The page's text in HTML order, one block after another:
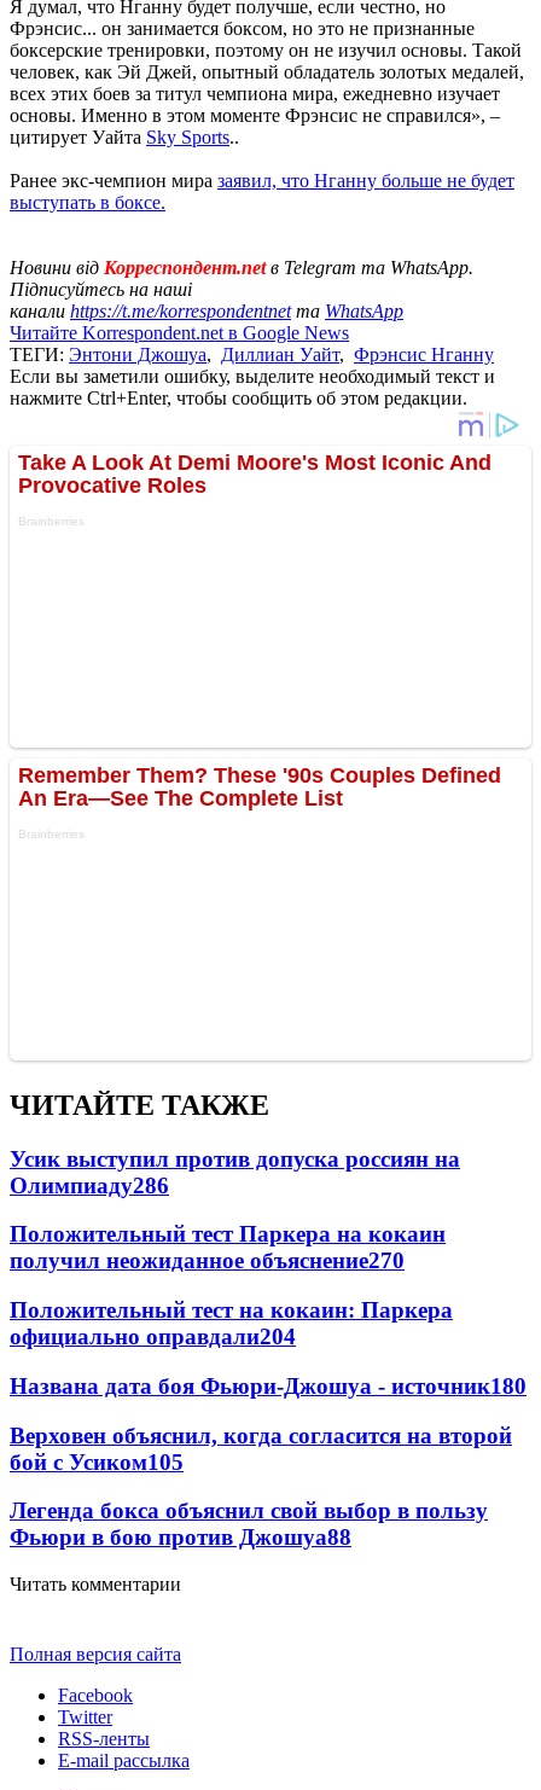
Я думал, что Нганну будет получше, если честно, но
Фрэнсис... он занимается боксом, но это не признанные
боксерские тренировки, поэтому он не изучил основы. Такой
человек, как Эй Джей, опытный обладатель золотых медалей,
всех этих боев за титул чемпиона мира, ежедневно изучает
основы. Именно в этом моменте Фрэнсис не справился», –
цитирует Уайта Sky Sports..
Ранее экс-чемпион мира заявил, что Нганну больше не будет
выступать в боксе.
Новини від Корреспондент.netв Telegram та WhatsApp.
Підписуйтесь на наші
канали https://t.me/korrespondentnetта WhatsApp
Читайте Korrespondent.net в Google News
ТЕГИ: Энтони Джошуа, Диллиан Уайт, Фрэнсис Нганну
Если вы заметили ошибку, выделите необходимый текст и
нажмите Ctrl+Enter, чтобы сообщить об этом редакции.
ЧИТАЙТЕ ТАКЖЕ
Усик выступил против допуска россиян на
Олимпиаду286
Положительный тест Паркера на кокаин
получил неожиданное объяснение270
Положительный тест на кокаин: Паркера
официально оправдали204
Названа дата боя Фьюри-Джошуа - источник180
Верховен объяснил, когда согласится на второй
бой с Усиком105
Легенда бокса объяснил свой выбор в пользу
Фьюри в бою против Джошуа88
Читать комментарии
Полная версия сайта
Facebook
Twitter
RSS-ленты
E-mail рассылка